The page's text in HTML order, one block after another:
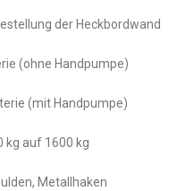
der Heckbordwand
(ohne Handpumpe)
(mit Handpumpe)
kg auf 1600 kg
Metallhaken